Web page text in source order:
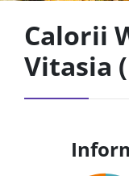
Calorii
Vitasia